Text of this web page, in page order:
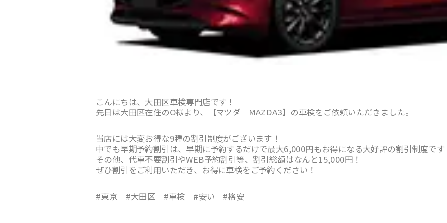
こんにちは、大田区車検専門店です！
先日は大田区在住のO様より、【マツダ MAZDA3】の車検をご依頼いただきました。
当店には大変お得な9種の割引制度がございます！
中でも早期予約割引は、早期に予約するだけで最大6,000円もお得になる大好評の割引制度です
その他、代車不要割引やWEB予約割引等、割引総額はなんと15,000円！
ぜひ割引をご利用いただき、お得に車検をご予約ください！
#東京 #大田区 #車検 #安い #格安